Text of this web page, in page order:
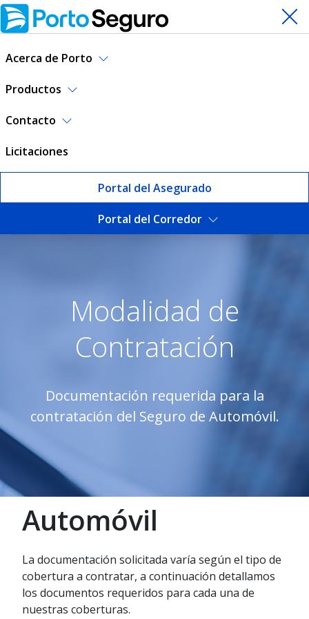
Acerca de Porto
Productos
Contacto
Licitaciones
Portal del Asegurado
Portal del Corredor
Contratar seguro de Auto |
Modalidad de
Contratación
Documentación requerida para la
contratación del Seguro de Automóvil.
Automóvil
La documentación solicitada varía según el tipo de
cobertura a contratar, a continuación detallamos
los documentos requeridos para cada una de
nuestras coberturas.